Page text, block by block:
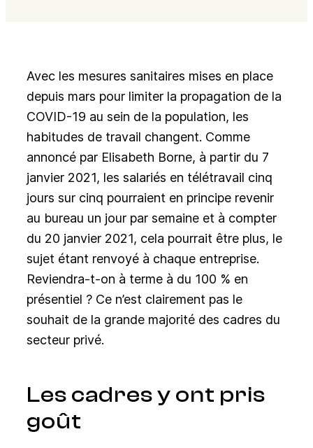
Avec les mesures sanitaires mises en place
depuis mars pour limiter la propagation de la
COVID-19 au sein de la population, les
habitudes de travail changent. Comme
annoncé par Elisabeth Borne, à partir du 7
janvier 2021, les salariés en télétravail cinq
jours sur cinq pourraient en principe revenir
au bureau un jour par semaine et à compter
du 20 janvier 2021, cela pourrait être plus, le
sujet étant renvoyé à chaque entreprise.
Reviendra-t-on à terme à du 100 % en
présentiel ? Ce n’est clairement pas le
souhait de la grande majorité des cadres du
secteur privé.
Les cadres y ont pris
goût